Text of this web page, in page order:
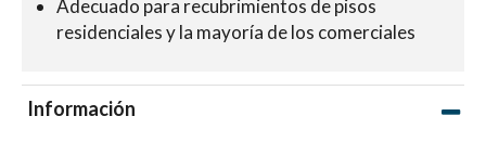
Adecuado para recubrimientos de pisos
residenciales y la mayoría de los comerciales
Información